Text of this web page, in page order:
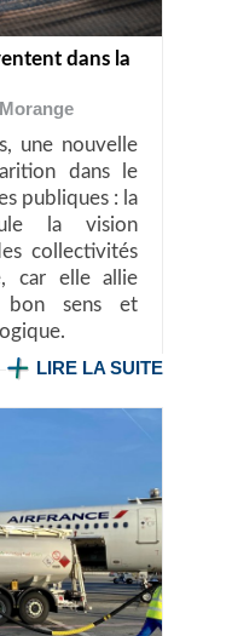
dans la
une nouvelle
dans le
publiques : la
la vision
collectivités
car elle allie
bon sens et
LIRE LA SUITE